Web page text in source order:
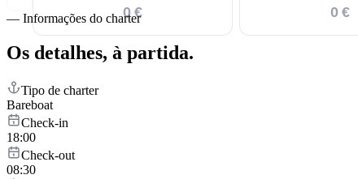
0 € 0 €
— Informações do charter
Os detalhes, à partida.
Tipo de charter
Bareboat
Check-in
18:00
Check-out
08:30